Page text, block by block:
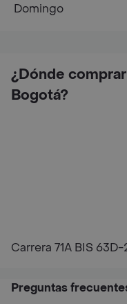
¿Dónde
Bogotá?
Carrera 71A BIS
Domingo
Preguntas